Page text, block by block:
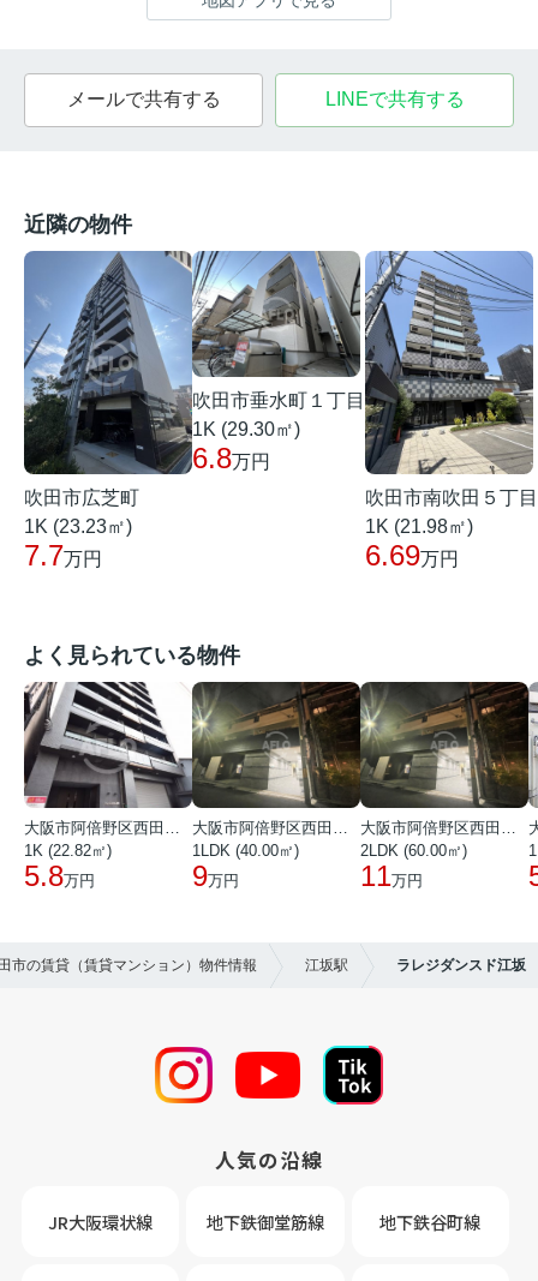
メールで共有する LINEで共有する
近隣の物件
吹田市広芝町
1K (23.23㎡)
7.7万円
吹田市垂水町１丁目
1K (29.30㎡)
6.8万円
吹田市南吹田５丁目
1K (21.98㎡)
6.69万円
よく見られている物件
大阪市阿倍野区西田辺町１丁目
1K (22.82㎡)
5.8万円
大阪市阿倍野区西田辺町１丁目
1LDK (40.00㎡)
9万円
大阪市阿倍野区西田辺町１丁目
2LDK (60.00㎡)
11万円
市の賃貸（賃貸マンション）物件情報 江坂駅 ラレジダンスド江坂
人気の沿線
JR大阪環状線 地下鉄御堂筋線 地下鉄谷町線